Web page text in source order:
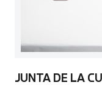
JUNTA DE LA